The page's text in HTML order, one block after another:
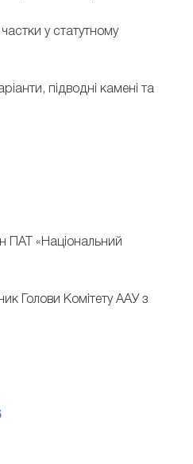
у статутному
підводні камені та
ПАТ «Національний
Голови Комітету ААУ з